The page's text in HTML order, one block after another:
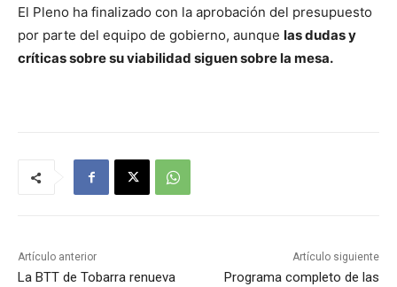
El Pleno ha finalizado con la aprobación del presupuesto
por parte del equipo de gobierno, aunque las dudas y
críticas sobre su viabilidad siguen sobre la mesa.
Artículo anterior
La BTT de Tobarra renueva
Artículo siguiente
Programa completo de las